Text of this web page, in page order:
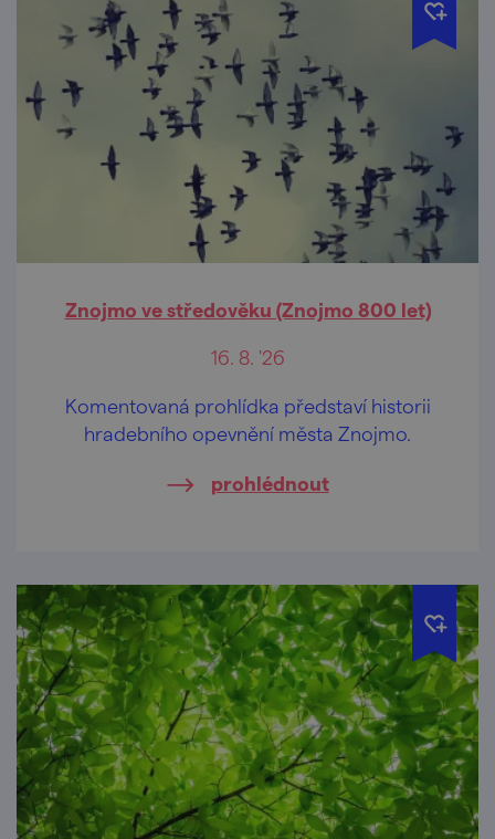
Znojmo ve středověku (Znojmo 800 let)
16. 8. '26
Komentovaná prohlídka představí historii
hradebního opevnění města Znojmo.
prohlédnout